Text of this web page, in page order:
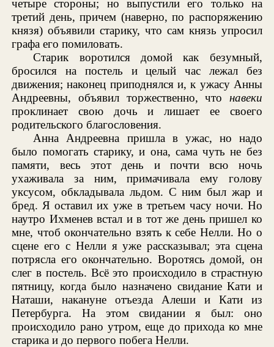
четыре стороны; но выпустили его только на
третий день, причем (наверно, по распоряжению
князя) объявили старику, что сам князь упросил
графа его помиловать.
Старик воротился домой как безумный,
бросился на постель и целый час лежал без
движения; наконец приподнялся и, к ужасу Анны
Андреевны, объявил торжественно, что навеки
проклинает свою дочь и лишает ее своего
родительского благословения.
Анна Андреевна пришла в ужас, но надо
было помогать старику, и она, сама чуть не без
памяти, весь этот день и почти всю ночь
ухаживала за ним, примачивала ему голову
уксусом, обкладывала льдом. С ним был жар и
бред. Я оставил их уже в третьем часу ночи. Но
наутро Ихменев встал и в тот же день пришел ко
мне, чтоб окончательно взять к себе Нелли. Но о
сцене его с Нелли я уже рассказывал; эта сцена
потрясла его окончательно. Воротясь домой, он
слег в постель. Всё это происходило в страстную
пятницу, когда было назначено свидание Кати и
Наташи, накануне отъезда Алеши и Кати из
Петербурга. На этом свидании я был: оно
происходило рано утром, еще до прихода ко мне
старика и до первого побега Нелли.